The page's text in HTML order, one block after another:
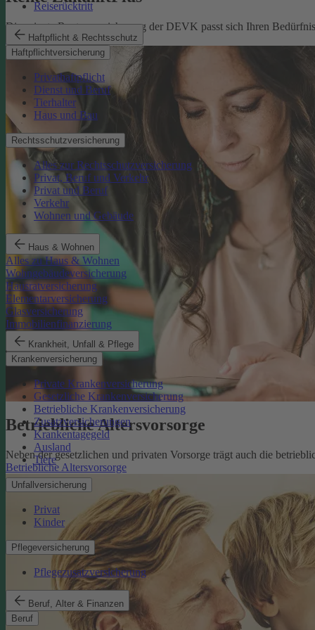
Reiserücktritt
Haftpflicht & Rechtsschutz
Haftpflichtversicherung
Privathaftpflicht
Dienst und Beruf
Tierhalter
Haus und Bau
Rechtsschutzversicherung
Alles zur Rechtsschutzversicherung
Privat, Beruf und Verkehr
Privat und Beruf
Verkehr
Wohnen und Gebäude
Haus & Wohnen
Alles zu Haus & Wohnen
Wohngebäudeversicherung
Hausratversicherung
Elementarversicherung
Glasversicherung
Immobilienfinanzierung
Krankheit, Unfall & Pflege
Krankenversicherung
Private Krankenversicherung
Gesetzliche Krankenversicherung
Betriebliche Krankenversicherung
Zusatzversicherungen
Krankentagegeld
Ausland
Tiere
Unfallversicherung
Privat
Kinder
Pflegeversicherung
Pflegezusatzversicherung
Beruf, Alter & Finanzen
Beruf
Die private Rentenversicherung der DEVK passt sich Ihren
Rente ZukunftPlus
Betriebliche Altersvorsorge
Neben der gesetzlichen und privaten Vorsorge trägt auch die
Betriebliche Altersvorsorge